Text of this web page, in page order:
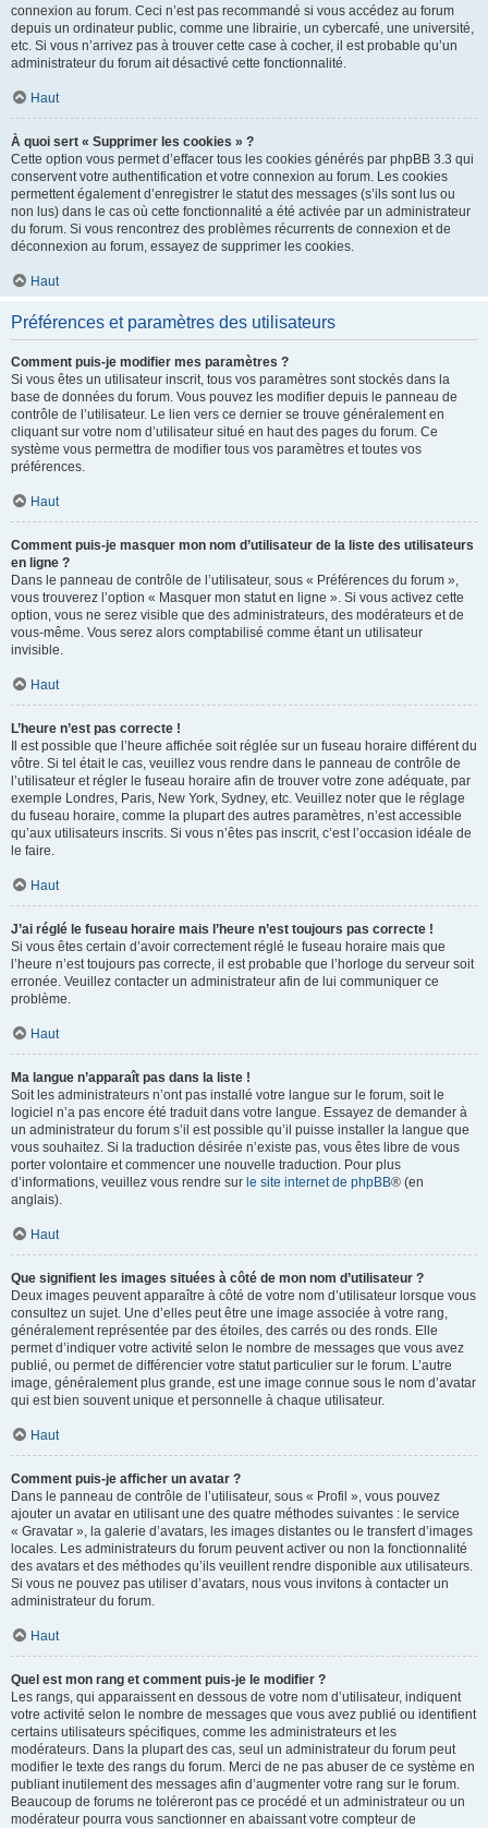
connexion au forum. Ceci n’est pas recommandé si vous accédez au forum
depuis un ordinateur public, comme une librairie, un cybercafé, une université,
etc. Si vous n’arrivez pas à trouver cette case à cocher, il est probable qu’un
administrateur du forum ait désactivé cette fonctionnalité.
Haut
À quoi sert « Supprimer les cookies » ?
Cette option vous permet d’effacer tous les cookies générés par phpBB 3.3 qui
conservent votre authentification et votre connexion au forum. Les cookies
permettent également d’enregistrer le statut des messages (s’ils sont lus ou
non lus) dans le cas où cette fonctionnalité a été activée par un administrateur
du forum. Si vous rencontrez des problèmes récurrents de connexion et de
déconnexion au forum, essayez de supprimer les cookies.
Haut
Préférences et paramètres des utilisateurs
Comment puis-je modifier mes paramètres ?
Si vous êtes un utilisateur inscrit, tous vos paramètres sont stockés dans la
base de données du forum. Vous pouvez les modifier depuis le panneau de
contrôle de l’utilisateur. Le lien vers ce dernier se trouve généralement en
cliquant sur votre nom d’utilisateur situé en haut des pages du forum. Ce
système vous permettra de modifier tous vos paramètres et toutes vos
préférences.
Haut
Comment puis-je masquer mon nom d’utilisateur de la liste des utilisateurs
en ligne ?
Dans le panneau de contrôle de l’utilisateur, sous « Préférences du forum »,
vous trouverez l’option « Masquer mon statut en ligne ». Si vous activez cette
option, vous ne serez visible que des administrateurs, des modérateurs et de
vous-même. Vous serez alors comptabilisé comme étant un utilisateur
invisible.
Haut
L’heure n’est pas correcte !
Il est possible que l’heure affichée soit réglée sur un fuseau horaire différent du
vôtre. Si tel était le cas, veuillez vous rendre dans le panneau de contrôle de
l’utilisateur et régler le fuseau horaire afin de trouver votre zone adéquate, par
exemple Londres, Paris, New York, Sydney, etc. Veuillez noter que le réglage
du fuseau horaire, comme la plupart des autres paramètres, n’est accessible
qu’aux utilisateurs inscrits. Si vous n’êtes pas inscrit, c’est l’occasion idéale de
le faire.
Haut
J’ai réglé le fuseau horaire mais l’heure n’est toujours pas correcte !
Si vous êtes certain d’avoir correctement réglé le fuseau horaire mais que
l’heure n’est toujours pas correcte, il est probable que l’horloge du serveur soit
erronée. Veuillez contacter un administrateur afin de lui communiquer ce
problème.
Haut
Ma langue n’apparaît pas dans la liste !
Soit les administrateurs n’ont pas installé votre langue sur le forum, soit le
logiciel n’a pas encore été traduit dans votre langue. Essayez de demander à
un administrateur du forum s’il est possible qu’il puisse installer la langue que
vous souhaitez. Si la traduction désirée n’existe pas, vous êtes libre de vous
porter volontaire et commencer une nouvelle traduction. Pour plus
d’informations, veuillez vous rendre sur le site internet de phpBB® (en
anglais).
Haut
Que signifient les images situées à côté de mon nom d’utilisateur ?
Deux images peuvent apparaître à côté de votre nom d’utilisateur lorsque vous
consultez un sujet. Une d’elles peut être une image associée à votre rang,
généralement représentée par des étoiles, des carrés ou des ronds. Elle
permet d’indiquer votre activité selon le nombre de messages que vous avez
publié, ou permet de différencier votre statut particulier sur le forum. L’autre
image, généralement plus grande, est une image connue sous le nom d’avatar
qui est bien souvent unique et personnelle à chaque utilisateur.
Haut
Comment puis-je afficher un avatar ?
Dans le panneau de contrôle de l’utilisateur, sous « Profil », vous pouvez
ajouter un avatar en utilisant une des quatre méthodes suivantes : le service
« Gravatar », la galerie d’avatars, les images distantes ou le transfert d’images
locales. Les administrateurs du forum peuvent activer ou non la fonctionnalité
des avatars et des méthodes qu’ils veuillent rendre disponible aux utilisateurs.
Si vous ne pouvez pas utiliser d’avatars, nous vous invitons à contacter un
administrateur du forum.
Haut
Quel est mon rang et comment puis-je le modifier ?
Les rangs, qui apparaissent en dessous de votre nom d’utilisateur, indiquent
votre activité selon le nombre de messages que vous avez publié ou identifient
certains utilisateurs spécifiques, comme les administrateurs et les
modérateurs. Dans la plupart des cas, seul un administrateur du forum peut
modifier le texte des rangs du forum. Merci de ne pas abuser de ce système en
publiant inutilement des messages afin d’augmenter votre rang sur le forum.
Beaucoup de forums ne toléreront pas ce procédé et un administrateur ou un
modérateur pourra vous sanctionner en abaissant votre compteur de